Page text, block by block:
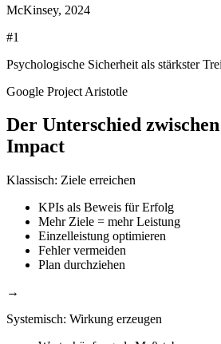
McKinsey, 2024
#1
Psychologische Sicherheit als stärkster
Google Project Aristotle
Der Unterschied
Impact
Klassisch: Ziele erreichen
KPIs als Beweis für Erfolg
Mehr Ziele = mehr Leistung
Einzelleistung optimieren
Fehler vermeiden
Plan durchziehen
→
Systemisch: Wirkung erzeugen